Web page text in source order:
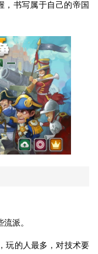
，书写属于自己的帝国
派。
玩的人最多，对技术要